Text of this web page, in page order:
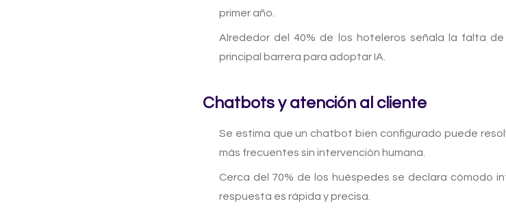
primer año.
Alrededor del 40% de los hoteleros señala la falta
principal barrera para adoptar IA.
Chatbots y atención al cliente
Se estima que un chatbot bien configurado puede
más frecuentes sin intervención humana.
Cerca del 70% de los huéspedes se declara cómodo
respuesta es rápida y precisa.